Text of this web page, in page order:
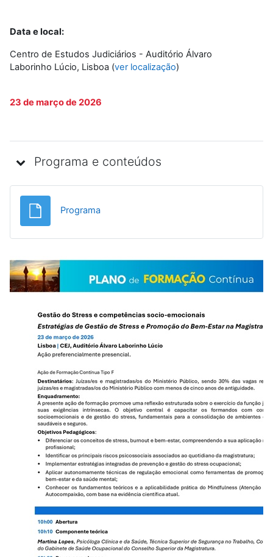
Data e local:
Centro de Estudos Judiciários - Auditório Álvaro
Laborinho Lúcio, Lisboa (ver localização)
23 de março de 2026
Programa e conteúdos
ProgramaFicheiro